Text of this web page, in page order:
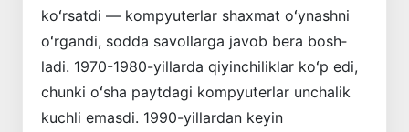
koʻrsatdi — kompyuterlar shaxmat oʻynashni
oʻrgandi, sodda savollarga javob bera bosh­
ladi. 1970-1980-yillarda qiyinchiliklar koʻp edi,
chunki oʻsha paytdagi kompyuterlar unchalik
kuchli emasdi. 1990-yillardan ke­yin